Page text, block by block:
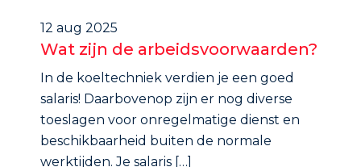
12 aug 2025
Wat zijn de arbeidsvoorwaarden?
In de koeltechniek verdien je een goed
salaris! Daarbovenop zijn er nog diverse
toeslagen voor onregelmatige dienst en
beschikbaarheid buiten de normale
werktijden. Je salaris […]